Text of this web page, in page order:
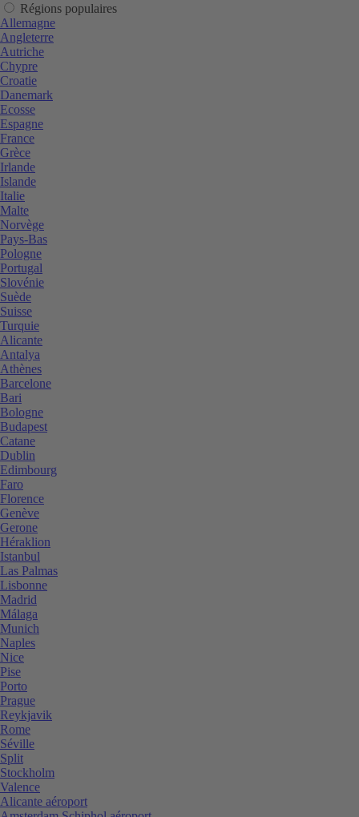
Régions populaires
Allemagne
Angleterre
Autriche
Chypre
Croatie
Danemark
Ecosse
Espagne
France
Grèce
Irlande
Islande
Italie
Malte
Norvège
Pays-Bas
Pologne
Portugal
Slovénie
Suède
Suisse
Turquie
Alicante
Antalya
Athènes
Barcelone
Bari
Bologne
Budapest
Catane
Dublin
Edimbourg
Faro
Florence
Genève
Gerone
Héraklion
Istanbul
Las Palmas
Lisbonne
Madrid
Málaga
Munich
Naples
Nice
Pise
Porto
Prague
Reykjavik
Rome
Séville
Split
Stockholm
Valence
Alicante aéroport